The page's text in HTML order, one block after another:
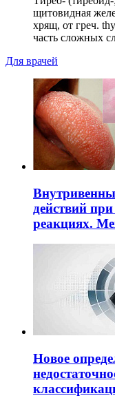
щитовидная
хрящ, от греч.
часть сложных
Для врачей
действий
реакциях.
Новое